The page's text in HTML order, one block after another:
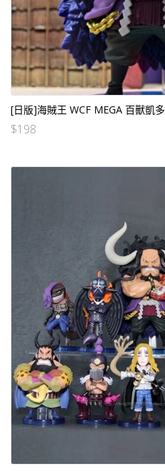
[日版]海賊王 WCF MEGA 百獸凱多
$198